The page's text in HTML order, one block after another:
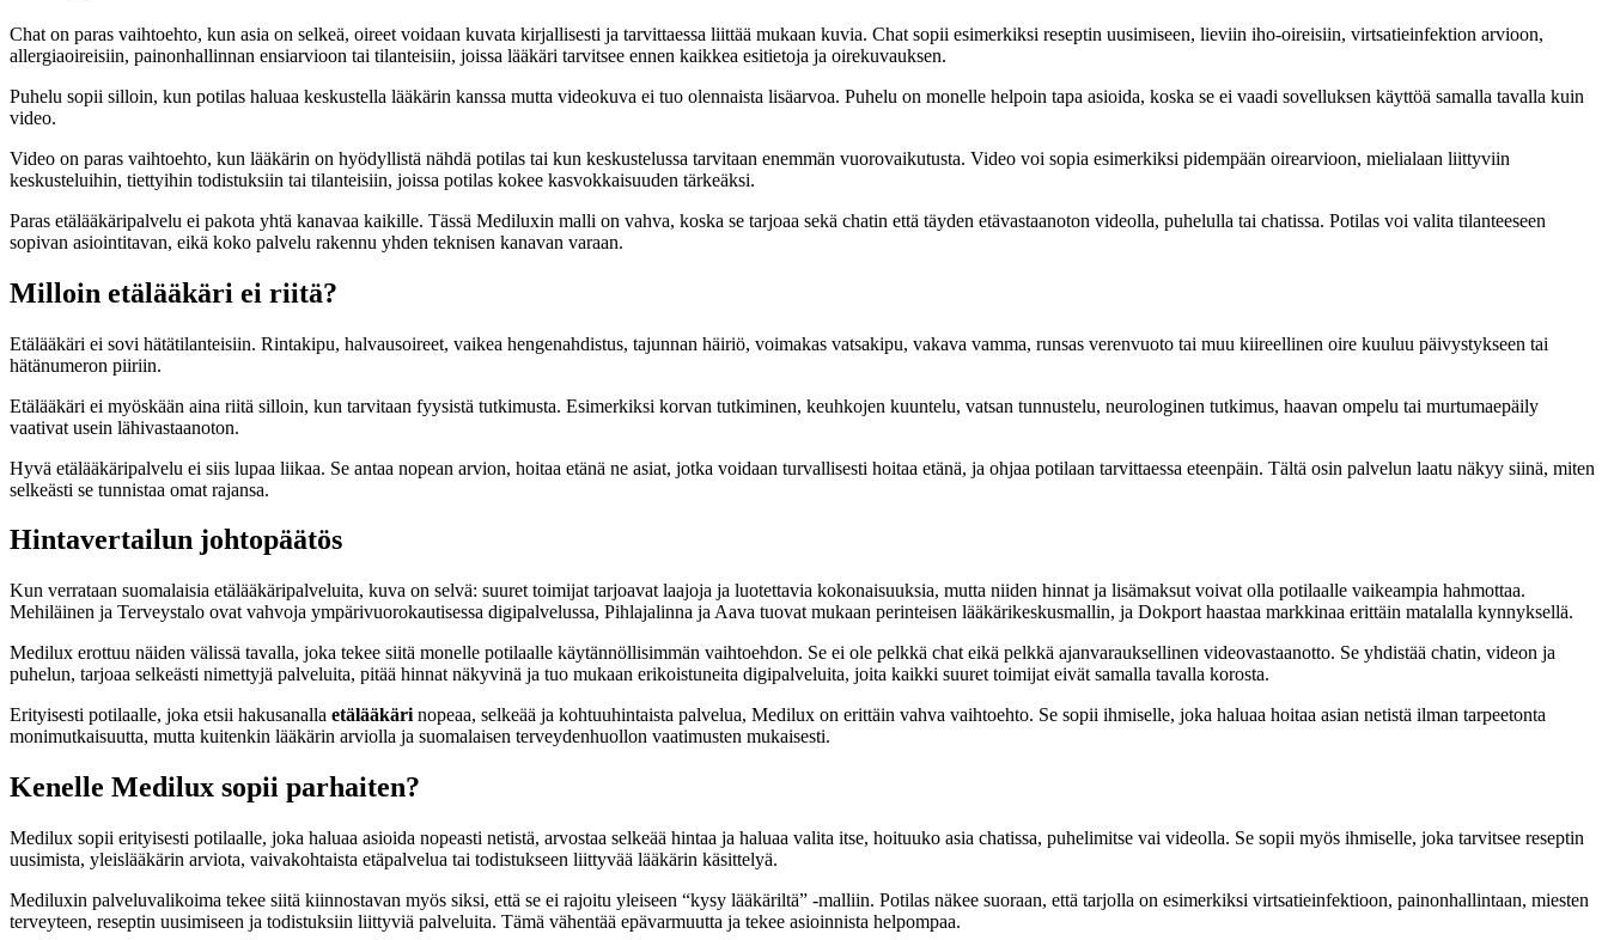
Chat on paras vaihtoehto, kun asia on selkeä, oireet voidaan kuvata kirjallisesti ja tarvittaessa liittää mukaan kuvia. Chat sopii esimerkiksi reseptin uusimiseen, lieviin iho-oireisiin, virtsatieinfektion arvioon,
allergiaoireisiin, painonhallinnan ensiarvioon tai tilanteisiin, joissa lääkäri tarvitsee ennen kaikkea esitietoja ja oirekuvauksen.
Puhelu sopii silloin, kun potilas haluaa keskustella lääkärin kanssa mutta videokuva ei tuo olennaista lisäarvoa. Puhelu on monelle helpoin tapa asioida, koska se ei vaadi sovelluksen käyttöä samalla tavalla kuin
video.
Video on paras vaihtoehto, kun lääkärin on hyödyllistä nähdä potilas tai kun keskustelussa tarvitaan enemmän vuorovaikutusta. Video voi sopia esimerkiksi pidempään oirearvioon, mielialaan liittyviin
keskusteluihin, tiettyihin todistuksiin tai tilanteisiin, joissa potilas kokee kasvokkaisuuden tärkeäksi.
Paras etälääkäripalvelu ei pakota yhtä kanavaa kaikille. Tässä Mediluxin malli on vahva, koska se tarjoaa sekä chatin että täyden etävastaanoton videolla, puhelulla tai chatissa. Potilas voi valita tilanteeseen
sopivan asiointitavan, eikä koko palvelu rakennu yhden teknisen kanavan varaan.
Milloin etälääkäri ei riitä?
Etälääkäri ei sovi hätätilanteisiin. Rintakipu, halvausoireet, vaikea hengenahdistus, tajunnan häiriö, voimakas vatsakipu, vakava vamma, runsas verenvuoto tai muu kiireellinen oire kuuluu päivystykseen tai
hätänumeron piiriin.
Etälääkäri ei myöskään aina riitä silloin, kun tarvitaan fyysistä tutkimusta. Esimerkiksi korvan tutkiminen, keuhkojen kuuntelu, vatsan tunnustelu, neurologinen tutkimus, haavan ompelu tai murtumaepäily
vaativat usein lähivastaanoton.
Hyvä etälääkäripalvelu ei siis lupaa liikaa. Se antaa nopean arvion, hoitaa etänä ne asiat, jotka voidaan turvallisesti hoitaa etänä, ja ohjaa potilaan tarvittaessa eteenpäin. Tältä osin palvelun laatu näkyy siinä, miten
selkeästi se tunnistaa omat rajansa.
Hintavertailun johtopäätös
Kun verrataan suomalaisia etälääkäripalveluita, kuva on selvä: suuret toimijat tarjoavat laajoja ja luotettavia kokonaisuuksia, mutta niiden hinnat ja lisämaksut voivat olla potilaalle vaikeampia hahmottaa.
Mehiläinen ja Terveystalo ovat vahvoja ympärivuorokautisessa digipalvelussa, Pihlajalinna ja Aava tuovat mukaan perinteisen lääkärikeskusmallin, ja Dokport haastaa markkinaa erittäin matalalla kynnyksellä.
Medilux erottuu näiden välissä tavalla, joka tekee siitä monelle potilaalle käytännöllisimmän vaihtoehdon. Se ei ole pelkkä chat eikä pelkkä ajanvarauksellinen videovastaanotto. Se yhdistää chatin, videon ja
puhelun, tarjoaa selkeästi nimettyjä palveluita, pitää hinnat näkyvinä ja tuo mukaan erikoistuneita digipalveluita, joita kaikki suuret toimijat eivät samalla tavalla korosta.
Erityisesti potilaalle, joka etsii hakusanalla etälääkäri nopeaa, selkeää ja kohtuuhintaista palvelua, Medilux on erittäin vahva vaihtoehto. Se sopii ihmiselle, joka haluaa hoitaa asian netistä ilman tarpeetonta
monimutkaisuutta, mutta kuitenkin lääkärin arviolla ja suomalaisen terveydenhuollon vaatimusten mukaisesti.
Kenelle Medilux sopii parhaiten?
Medilux sopii erityisesti potilaalle, joka haluaa asioida nopeasti netistä, arvostaa selkeää hintaa ja haluaa valita itse, hoituuko asia chatissa, puhelimitse vai videolla. Se sopii myös ihmiselle, joka tarvitsee reseptin
uusimista, yleislääkärin arviota, vaivakohtaista etäpalvelua tai todistukseen liittyvää lääkärin käsittelyä.
Mediluxin palveluvalikoima tekee siitä kiinnostavan myös siksi, että se ei rajoitu yleiseen “kysy lääkäriltä” -malliin. Potilas näkee suoraan, että tarjolla on esimerkiksi virtsatieinfektioon, painonhallintaan, miesten
terveyteen, reseptin uusimiseen ja todistuksiin liittyviä palveluita. Tämä vähentää epävarmuutta ja tekee asioinnista helpompaa.